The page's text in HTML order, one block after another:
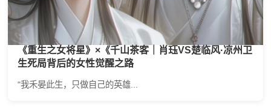
《重生之女将星》×《千山茶客｜肖珏VS楚临风·凉州卫
生死局背后的女性觉醒之路
"我禾晏此生，只做自己的英雄...